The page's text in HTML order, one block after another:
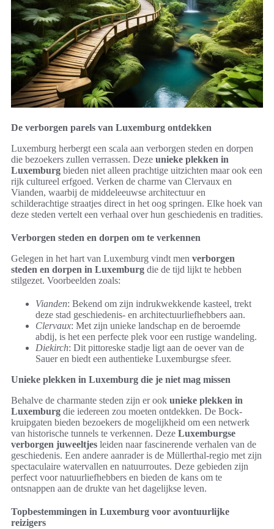
De verborgen parels van Luxemburg ontdekken
Luxemburg herbergt een scala aan verborgen steden en dorpen
die bezoekers zullen verrassen. Deze unieke plekken in
Luxemburg bieden niet alleen prachtige uitzichten maar ook een
rijk cultureel erfgoed. Verken de charme van Clervaux en
Vianden, waarbij de middeleeuwse architectuur en
schilderachtige straatjes direct in het oog springen. Elke hoek van
deze steden vertelt een verhaal over hun geschiedenis en tradities.
Verborgen steden en dorpen om te verkennen
Gelegen in het hart van Luxemburg vindt men verborgen
steden en dorpen in Luxemburg die de tijd lijkt te hebben
stilgezet. Voorbeelden zoals:
Vianden: Bekend om zijn indrukwekkende kasteel, trekt
deze stad geschiedenis- en architectuurliefhebbers aan.
Clervaux: Met zijn unieke landschap en de beroemde
abdij, is het een perfecte plek voor een rustige wandeling.
Diekirch: Dit pittoreske stadje ligt aan de oever van de
Sauer en biedt een authentieke Luxemburgse sfeer.
Unieke plekken in Luxemburg die je niet mag missen
Behalve de charmante steden zijn er ook unieke plekken in
Luxemburg die iedereen zou moeten ontdekken. De Bock-
kruipgaten bieden bezoekers de mogelijkheid om een netwerk
van historische tunnels te verkennen. Deze Luxemburgse
verborgen juweeltjes leiden naar fascinerende verhalen van de
geschiedenis. Een andere aanrader is de Müllerthal-regio met zijn
spectaculaire watervallen en natuurroutes. Deze gebieden zijn
perfect voor natuurliefhebbers en bieden de kans om te
ontsnappen aan de drukte van het dagelijkse leven.
Topbestemmingen in Luxemburg voor avontuurlijke
reizigers